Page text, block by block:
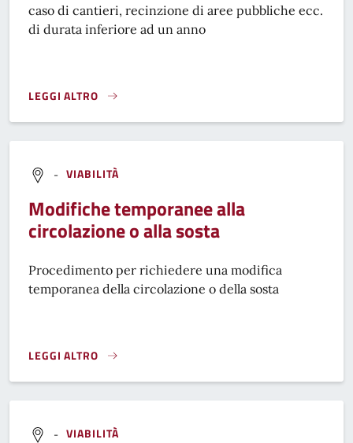
caso di cantieri, recinzione di aree pubbliche ecc.
di durata inferiore ad un anno
LEGGI ALTRO
CONCESSIONE PER L'OCCUPAZIONE TEMPORANEA DEL
- VIABILITÀ
Modifiche temporanee alla
circolazione o alla sosta
Procedimento per richiedere una modifica
temporanea della circolazione o della sosta
LEGGI ALTRO
MODIFICHE TEMPORANEE ALLA CIRCOLAZIONE O ALLA
- VIABILITÀ